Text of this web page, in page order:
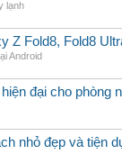
lạnh
Z Fold8, Fold8
Android
đại cho phòng
nhỏ đẹp và tiện